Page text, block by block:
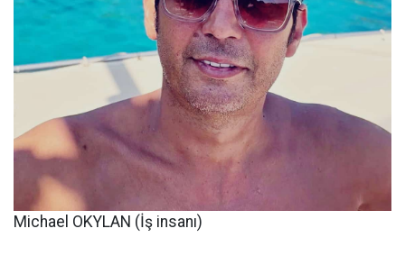
Michael OKYLAN (İş insanı)